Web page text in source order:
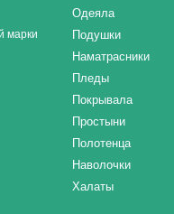
марки
Одеяла
Подушки
Наматрасники
Пледы
Покрывала
Простыни
Полотенца
Наволочки
Халаты